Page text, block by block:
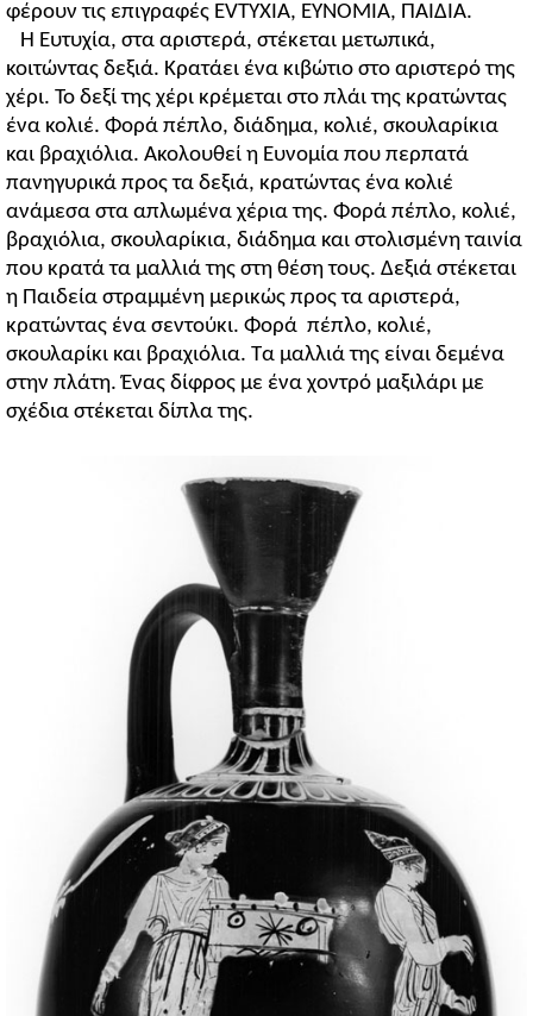
φέρουν τις επιγραφές EVTYXIA, EYNOMIA, ΠAIΔIA.
Η Ευτυχία, στα αριστερά, στέκεται μετωπικά,
κοιτώντας δεξιά. Κρατάει ένα κιβώτιο στο αριστερό της
χέρι. Το δεξί της χέρι κρέμεται στο πλάι της κρατώντας
ένα κολιέ. Φορά πέπλο, διάδημα, κολιέ, σκουλαρίκια
και βραχιόλια. Ακολουθεί η Ευνομία που περπατά
πανηγυρικά προς τα δεξιά, κρατώντας ένα κολιέ
ανάμεσα στα απλωμένα χέρια της. Φορά πέπλο, κολιέ,
βραχιόλια, σκουλαρίκια, διάδημα και στολισμένη ταινία
που κρατά τα μαλλιά της στη θέση τους. Δεξιά στέκεται
η Παιδεία στραμμένη μερικώς προς τα αριστερά,
κρατώντας ένα σεντούκι. Φορά πέπλο, κολιέ,
σκουλαρίκι και βραχιόλια. Τα μαλλιά της είναι δεμένα
στην πλάτη. Ένας δίφρος με ένα χοντρό μαξιλάρι με
σχέδια στέκεται δίπλα της.